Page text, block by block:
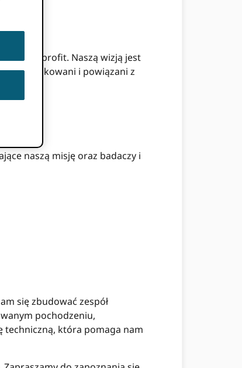
non-profit. Naszą wizją jest
identyfikowani i powiązani z
naszą misję oraz badaczy i
się zbudować zespół
pochodzeniu,
techniczną, która pomaga nam